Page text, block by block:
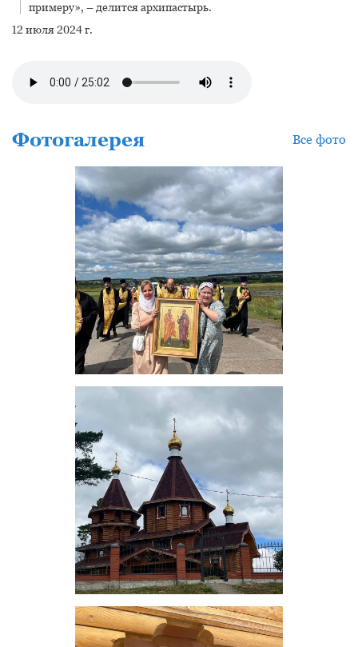
примеру», – делится архипастырь.
12 июля 2024 г.
Фотогалерея Все фото